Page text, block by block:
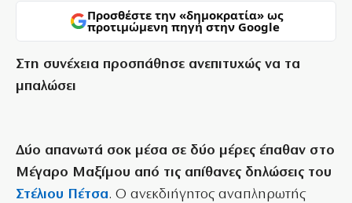
Προσθέστε την «δημοκρατία» ως
προτιμώμενη πηγή στην Google
Στη συνέχεια προσπάθησε ανεπιτυχώς να τα
μπαλώσει
Δύο απανωτά σοκ μέσα σε δύο μέρες έπαθαν στο
Μέγαρο Μαξίμου από τις απίθανες δηλώσεις του
Στέλιου Πέτσα. Ο ανεκδιήγητος αναπληρωτής